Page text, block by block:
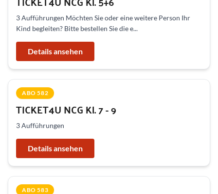
3 Aufführungen Möchten Sie oder eine weitere Person Ihr
Kind begleiten? Bitte bestellen Sie die e...
Details ansehen
ABO 582
TICKET4U NCG Kl. 7 - 9
3 Aufführungen
Details ansehen
ABO 583